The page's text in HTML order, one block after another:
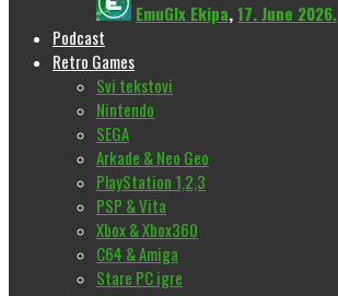
EmuGlx Ekipa,17. June 2026.
Podcast
Retro Games
Svi tekstovi
Nintendo
SEGA
Arkade & Neo Geo
PlayStation 1,2,3
PSP & Vita
Xbox & Xbox360
C64 & Amiga
Stare PC igre